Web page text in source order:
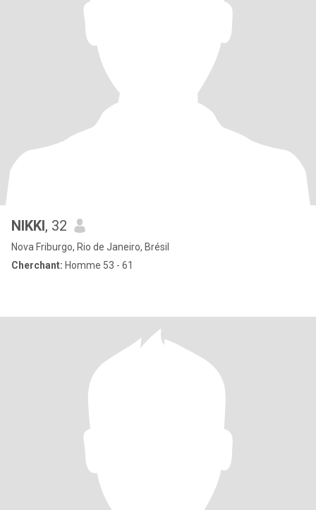
NIKKI, 32
Nova Friburgo, Rio de Janeiro, Brésil
Cherchant: Homme 53 - 61